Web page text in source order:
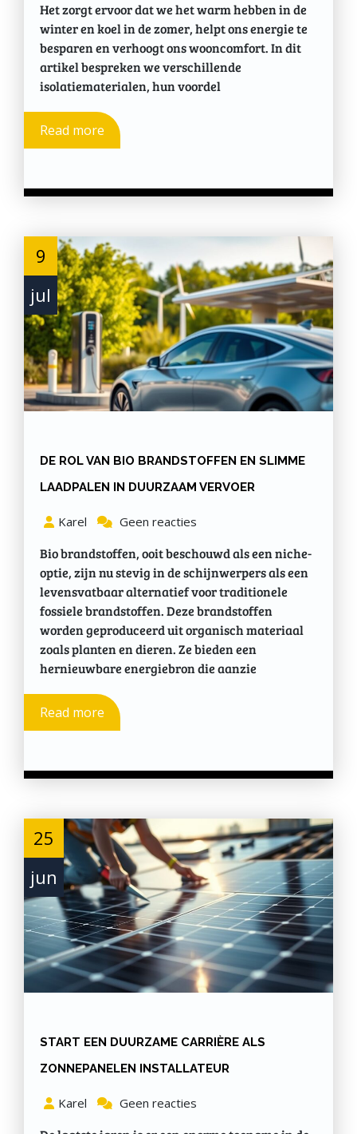
Het zorgt ervoor dat we het warm hebben in de
winter en koel in de zomer, helpt ons energie te
besparen en verhoogt ons wooncomfort. In dit
artikel bespreken we verschillende
isolatiematerialen, hun voordel
Read more
9
jul
DE ROL VAN BIO BRANDSTOFFEN EN SLIMME
LAADPALEN IN DUURZAAM VERVOER
Karel Geen reacties
Bio brandstoffen, ooit beschouwd als een niche-
optie, zijn nu stevig in de schijnwerpers als een
levensvatbaar alternatief voor traditionele
fossiele brandstoffen. Deze brandstoffen
worden geproduceerd uit organisch materiaal
zoals planten en dieren. Ze bieden een
hernieuwbare energiebron die aanzie
Read more
25
jun
START EEN DUURZAME CARRIÈRE ALS
ZONNEPANELEN INSTALLATEUR
Karel Geen reacties